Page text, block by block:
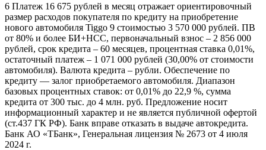
6 Платеж 16 675 рублей в месяц отражает ориентировочный
размер расходов покупателя по кредиту на приобретение
нового автомобиля Tiggo 9 стоимостью 3 570 000 рублей. ПВ
от 80% и более БИ+НСС, первоначальный взнос – 2 856 000
рублей, срок кредита – 60 месяцев, процентная ставка 0,01%,
остаточный платеж – 1 071 000 рублей (30,00% от стоимости
автомобиля). Валюта кредита – рубли. Обеспечение по
кредиту — залог приобретаемого автомобиля. Диапазон
базовых процентных ставок: от 0,01% до 22,9 %, сумма
кредита от 300 тыс. до 4 млн. руб. Предложение носит
информационный характер и не является публичной офертой
(ст.437 ГК РФ). Банк вправе отказать в выдаче автокредита.
Банк АО «ТБанк», Генеральная лицензия № 2673 от 4 июля
2024 г.